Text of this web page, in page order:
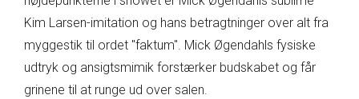
Kim Larsen-imitation og hans betragtninger over alt fra
myggestik til ordet "faktum". Mick Øgendahls fysiske
udtryk og ansigtsmimik forstærker budskabet og får
grinene til at runge ud over salen.